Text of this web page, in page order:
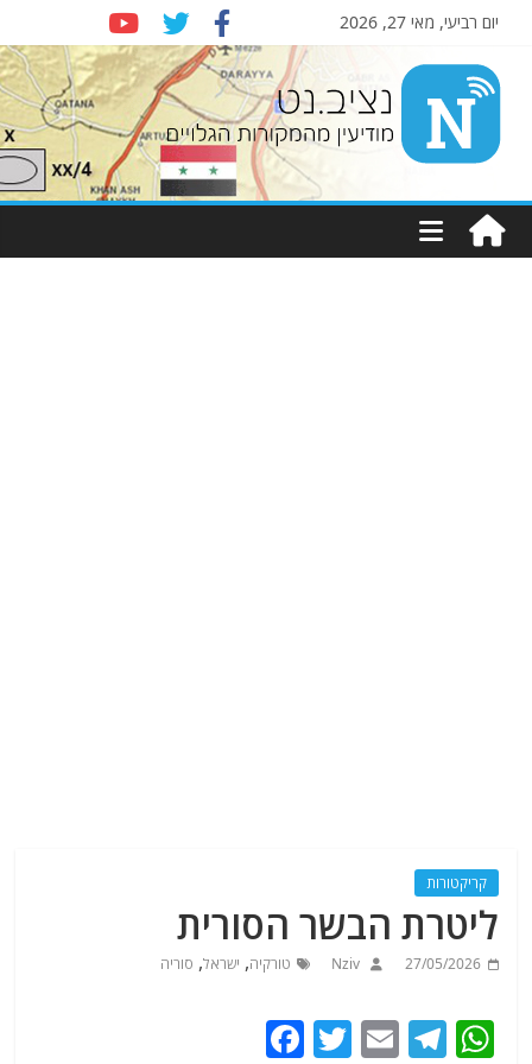
יום רביעי, מאי 27, 2026
Nziv.net
מודיעין
מהמקורות
קריקטורות
ליטרת הבשר הסורית
27/05/2026
Nziv טורקיה, ישראל, סוריה
W
T
E
T